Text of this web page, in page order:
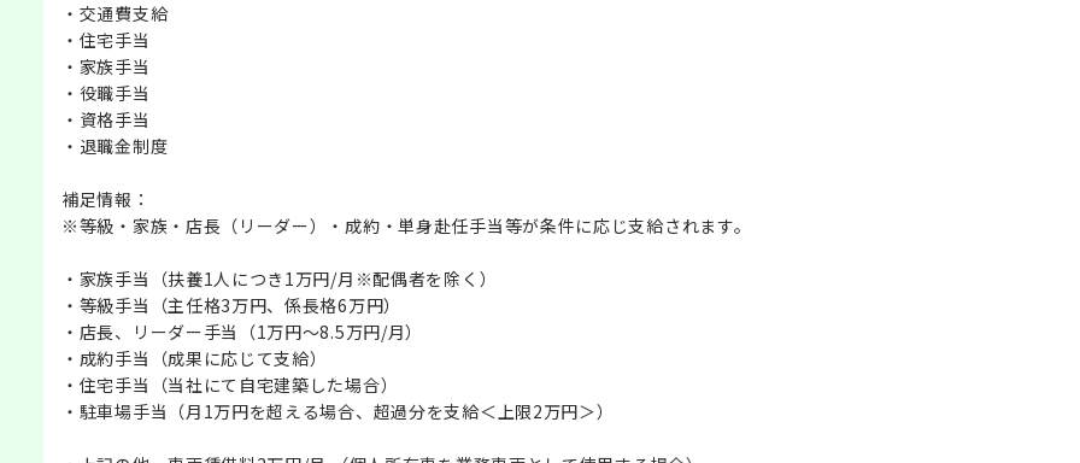
・交通費支給
・住宅手当
・家族手当
・役職手当
・資格手当
・退職金制度
補足情報：
※等級・家族・店長（リーダー）・成約・単身赴任手当等が条件に応じ支給されます。
・家族手当（扶養1人につき1万円/月※配偶者を除く）
・等級手当（主任格3万円、係長格6万円）
・店長、リーダー手当（1万円～8.5万円/月）
・成約手当（成果に応じて支給）
・住宅手当（当社にて自宅建築した場合）
・駐車場手当（月1万円を超える場合、超過分を支給＜上限2万円＞）